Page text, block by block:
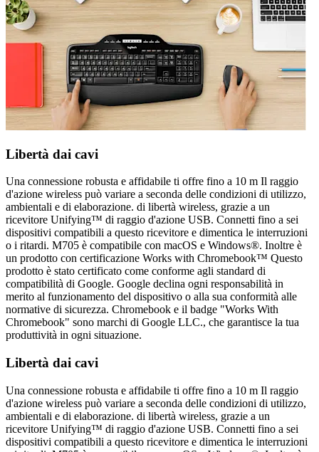
Libertà dai cavi
Una connessione robusta e affidabile ti offre fino a 10 m Il raggio
d'azione wireless può variare a seconda delle condizioni di utilizzo,
ambientali e di elaborazione. di libertà wireless, grazie a un
ricevitore Unifying™ di raggio d'azione USB. Connetti fino a sei
dispositivi compatibili a questo ricevitore e dimentica le interruzioni
o i ritardi. M705 è compatibile con macOS e Windows®. Inoltre è
un prodotto con certificazione Works with Chromebook™ Questo
prodotto è stato certificato come conforme agli standard di
compatibilità di Google. Google declina ogni responsabilità in
merito al funzionamento del dispositivo o alla sua conformità alle
normative di sicurezza. Chromebook e il badge "Works With
Chromebook" sono marchi di Google LLC., che garantisce la tua
produttività in ogni situazione.
Libertà dai cavi
Una connessione robusta e affidabile ti offre fino a 10 m Il raggio
d'azione wireless può variare a seconda delle condizioni di utilizzo,
ambientali e di elaborazione. di libertà wireless, grazie a un
ricevitore Unifying™ di raggio d'azione USB. Connetti fino a sei
dispositivi compatibili a questo ricevitore e dimentica le interruzioni